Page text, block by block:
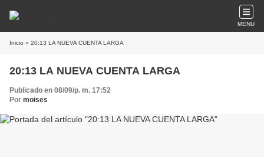
MENU
Inicio » 20:13 LA NUEVA CUENTA LARGA
20:13 LA NUEVA CUENTA LARGA
Publicado en 08/09/p. m. 17:52
Por moises